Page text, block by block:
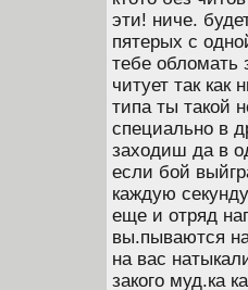
эти! ниче.
пятерых с
тебе обломать
читует так как
типа ты такой
специально в
заходиш да в
если бой
каждую
еще и отряд
вы.пываются
на вас
закого муд.ка